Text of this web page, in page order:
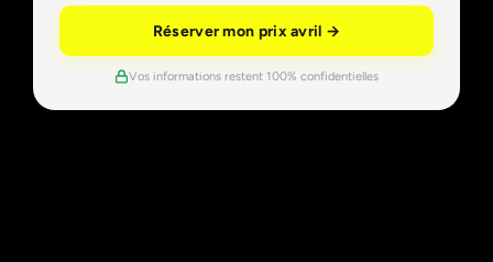
Réserver mon prix avril →
Vos informations restent 100% confidentielles